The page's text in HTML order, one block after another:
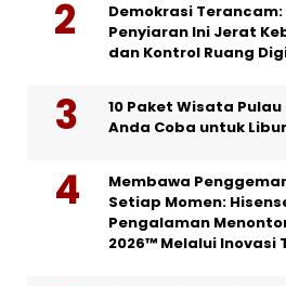
Demokrasi Terancam:
Penyiaran Ini Jerat
dan Kontrol Ruang
10 Paket Wisata
Anda Coba untuk
Membawa
Setiap Momen:
Pengalaman
2026™ Melalui Inovasi